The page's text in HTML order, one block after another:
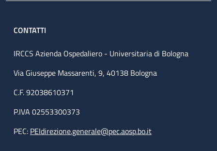
CONTATTI
IRCCS Azienda Ospedaliero - Universitaria di Bologna
Via Giuseppe Massarenti, 9, 40138 Bologna
C.F. 92038610371
P.IVA 02553300373
PEC: PEIdirezione.generale@pec.aosp.bo.it